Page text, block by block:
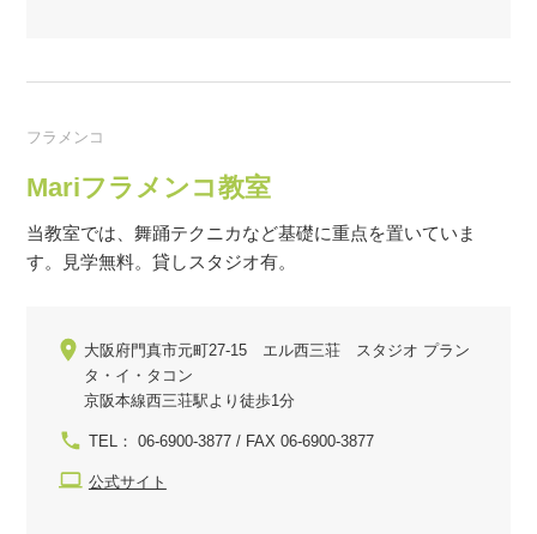
フラメンコ
Mariフラメンコ教室
当教室では、舞踊テクニカなど基礎に重点を置いていま
す。見学無料。貸しスタジオ有。
大阪府門真市元町27-15 エル西三荘 スタジオ プラン
タ・イ・タコン
京阪本線西三荘駅より徒歩1分
TEL： 06-6900-3877 / FAX 06-6900-3877
公式サイト